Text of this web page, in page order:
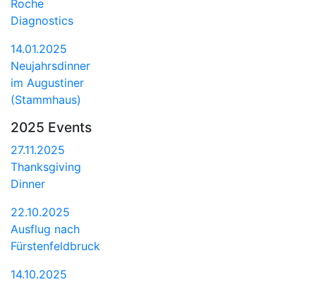
Roche
Diagnostics
14.01.2025
Neujahrsdinner
im Augustiner
(Stammhaus)
2025 Events
27.11.2025
Thanksgiving
Dinner
22.10.2025
Ausflug nach
Fürstenfeldbruck
14.10.2025